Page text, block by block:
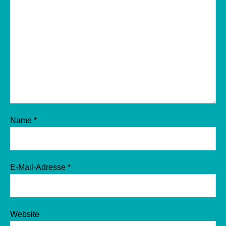
Name *
E-Mail-Adresse *
Website